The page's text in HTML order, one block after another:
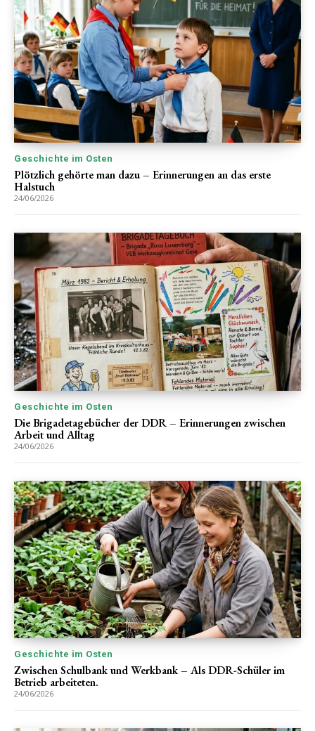
Geschichte im Osten
Plötzlich gehörte man dazu – Erinnerungen an das erste
Halstuch
24/06/2026
Geschichte im Osten
Die Brigadetagebücher der DDR – Erinnerungen zwischen
Arbeit und Alltag
24/06/2026
Geschichte im Osten
Zwischen Schulbank und Werkbank – Als DDR-Schüler im
Betrieb arbeiteten.
24/06/2026